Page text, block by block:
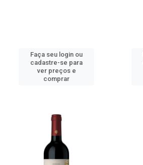
Faça seu login ou
cadastre-se para
ver preços e
comprar